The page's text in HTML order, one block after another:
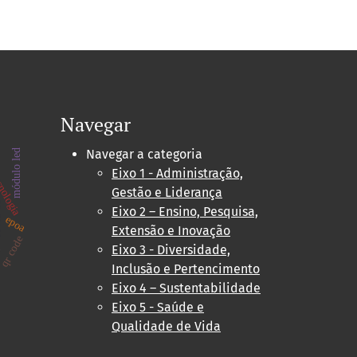
code
módulo led
epoa
Navegar
Navegar a categoria
Eixo 1 - Administração,
Gestão e Liderança
Eixo 2 – Ensino, Pesquisa,
Extensão e Inovação
Eixo 3 - Diversidade,
Inclusão e Pertencimento
Eixo 4 – Sustentabilidade
Eixo 5 - Saúde e
Qualidade de Vida